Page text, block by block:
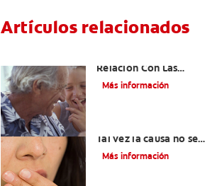
Artículos relacionados
Relación Con Las
Enfermedades Orales Y
Más información
Tal vez la causa no sea
la higiene bucal
Más información